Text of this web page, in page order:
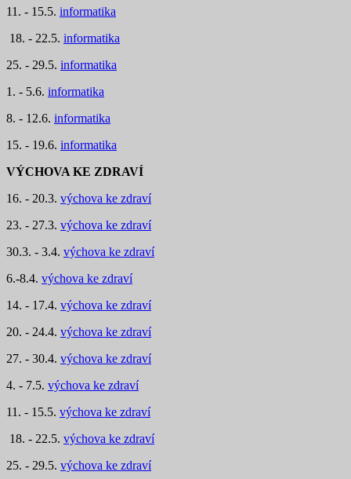
11. - 15.5. informatika
18. - 22.5. informatika
25. - 29.5. informatika
1. - 5.6. informatika
8. - 12.6. informatika
15. - 19.6. informatika
VÝCHOVA KE ZDRAVÍ
16. - 20.3. výchova ke zdraví
23. - 27.3. výchova ke zdraví
30.3. - 3.4. výchova ke zdraví
6.-8.4. výchova ke zdraví
14. - 17.4. výchova ke zdraví
20. - 24.4. výchova ke zdraví
27. - 30.4. výchova ke zdraví
4. - 7.5. výchova ke zdraví
11. - 15.5. výchova ke zdraví
18. - 22.5. výchova ke zdraví
25. - 29.5. výchova ke zdraví